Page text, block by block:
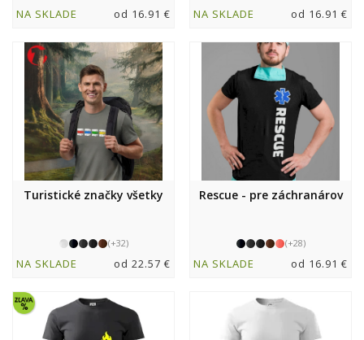
NA SKLADE od 16.91 € NA SKLADE od 16.91 €
Turistické značky všetky
(+32)
NA SKLADE od 22.57 €
Rescue - pre záchranárov
(+28)
NA SKLADE od 16.91 €